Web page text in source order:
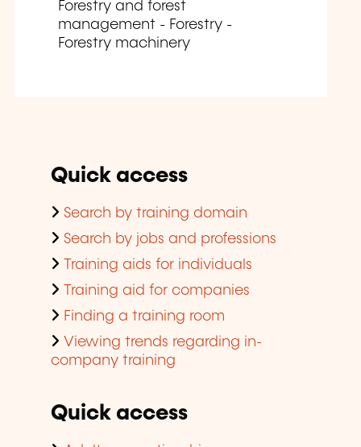
Forestry and forest
management - Forestry -
Forestry machinery
Quick access
Search by training domain
Search by jobs and professions
Training aids for individuals
Training aid for companies
Finding a training room
Viewing trends regarding in-
company training
Quick access